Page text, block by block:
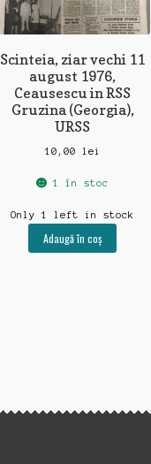
Scinteia, ziar vechi 11
august 1976,
Ceausescu in RSS
Gruzina (Georgia),
URSS
10,00 lei
1 în stoc
Only 1 left in stock
Adaugă în coș